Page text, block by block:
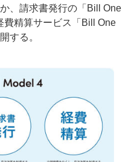
、請求書発行の「Bill One
費精算サービス「Bill One
する。